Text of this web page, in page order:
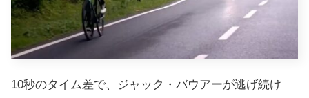
10秒のタイム差で、ジャック・バウアーが逃げ続け